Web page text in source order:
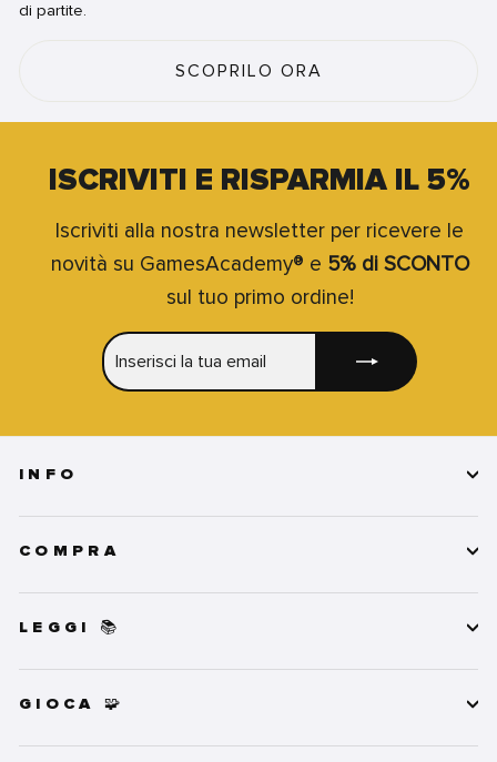
di partite.
SCOPRILO ORA
ISCRIVITI E RISPARMIA IL 5%
Iscriviti alla nostra newsletter per ricevere le
novità su GamesAcademy® e 5% di SCONTO
sul tuo primo ordine!
LA
INFO
COMPRA
LEGGI 📚
GIOCA 🧩